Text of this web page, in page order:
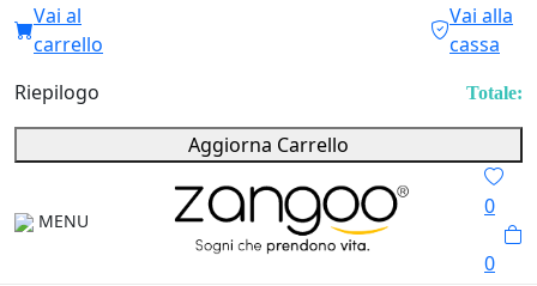
Vai al
carrello
Vai alla
cassa
Riepilogo
Totale:
Aggiorna Carrello
MENU
0
0